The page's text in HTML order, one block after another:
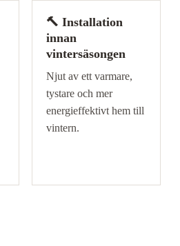
🔨 Installation
innan
vintersäsongen
Njut av ett varmare,
tystare och mer
energieffektivt hem till
vintern.